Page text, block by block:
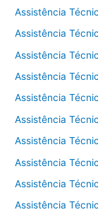
Assistência
Assistência
Assistência
Assistência
Assistência
Assistência
Assistência
Assistência
Assistência
Assistência